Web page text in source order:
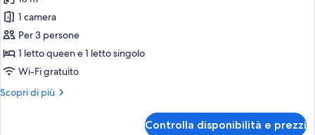
per
Camera
tripla,
vista
parziale
1 camera
Per 3 persone
1 letto queen e 1 letto singolo
Wi-Fi gratuito
Scopri di più
Altri
Controlla disponibilità e prezzi